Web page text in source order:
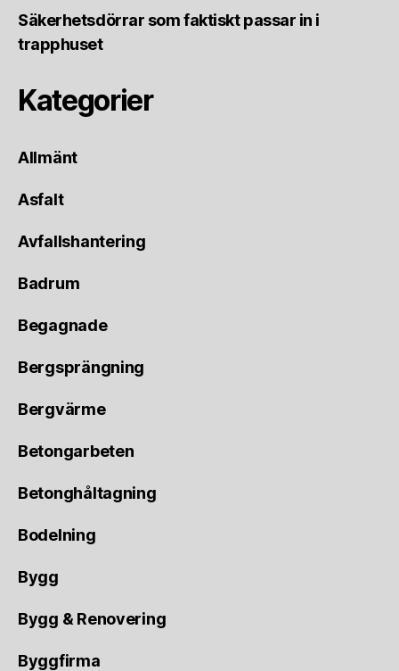
Säkerhetsdörrar som faktiskt passar in i
trapphuset
Kategorier
Allmänt
Asfalt
Avfallshantering
Badrum
Begagnade
Bergsprängning
Bergvärme
Betongarbeten
Betonghåltagning
Bodelning
Bygg
Bygg & Renovering
Byggfirma